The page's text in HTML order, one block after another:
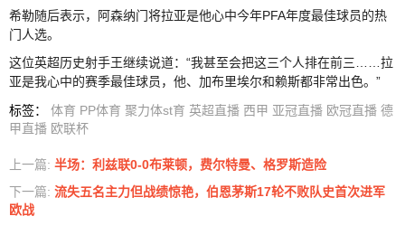
希勒随后表示，阿森纳门将拉亚是他心中今年PFA年度最佳球员的热
门人选。
这位英超历史射手王继续说道：“我甚至会把这三个人排在前三……拉
亚是我心中的赛季最佳球员，他、加布里埃尔和赖斯都非常出色。”
标签： 体育 PP体育 聚力体st育 英超直播 西甲 亚冠直播 欧冠直播 德
甲直播 欧联杯
上一篇: 半场：利兹联0-0布莱顿，费尔特曼、格罗斯造险
下一篇: 流失五名主力但战绩惊艳，伯恩茅斯17轮不败队史首次进军
欧战